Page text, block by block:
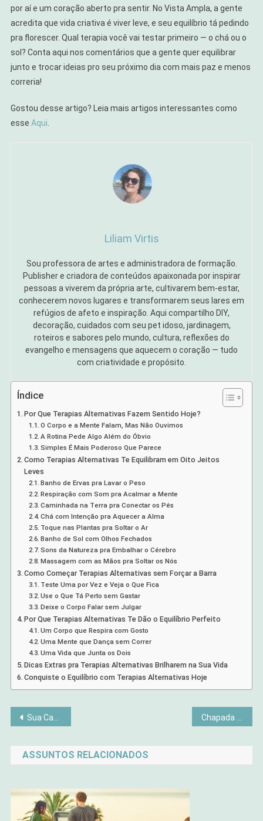
por aí e um coração aberto pra sentir. No Vista Ampla, a gente
acredita que vida criativa é viver leve, e seu equilíbrio tá pedindo
pra florescer. Qual terapia você vai testar primeiro — o chá ou o
sol? Conta aqui nos comentários que a gente quer equilibrar
junto e trocar ideias pro seu próximo dia com mais paz e menos
correria!
Gostou desse artigo? Leia mais artigos interessantes como
esse Aqui.
Liliam Virtis
Sou professora de artes e administradora de formação.
Publisher e criadora de conteúdos apaixonada por inspirar
pessoas a viverem da própria arte, cultivarem bem-estar,
conhecerem novos lugares e transformarem seus lares em
refúgios de afeto e inspiração. Aqui compartilho DIY,
decoração, cuidados com seu pet idoso, jardinagem,
roteiros e sabores pelo mundo, cultura, reflexões do
evangelho e mensagens que aquecem o coração — tudo
com criatividade e propósito.
Índice
Por Que Terapias Alternativas Fazem Sentido Hoje?
O Corpo e a Mente Falam, Mas Não Ouvimos
A Rotina Pede Algo Além do Óbvio
Simples É Mais Poderoso Que Parece
Como Terapias Alternativas Te Equilibram em Oito Jeitos
Leves
Banho de Ervas pra Lavar o Peso
Respiração com Som pra Acalmar a Mente
Caminhada na Terra pra Conectar os Pés
Chá com Intenção pra Aquecer a Alma
Toque nas Plantas pra Soltar o Ar
Banho de Sol com Olhos Fechados
Sons da Natureza pra Embalhar o Cérebro
Massagem com as Mãos pra Soltar os Nós
Como Começar Terapias Alternativas sem Forçar a Barra
Teste Uma por Vez e Veja o Que Fica
Use o Que Tá Perto sem Gastar
Deixe o Corpo Falar sem Julgar
Por Que Terapias Alternativas Te Dão o Equilíbrio Perfeito
Um Corpo que Respira com Gosto
Uma Mente que Dança sem Correr
Uma Vida que Junta os Dois
Dicas Extras pra Terapias Alternativas Brilharem na Sua Vida
Conquiste o Equilíbrio com Terapias Alternativas Hoje
Navegação
de
Post
Sua Casa Envelhece Você? O Impacto da Luz e do Espaço Chapada dos Veadeiros: Segredo Encantado do Cerrado
ASSUNTOS RELACIONADOS